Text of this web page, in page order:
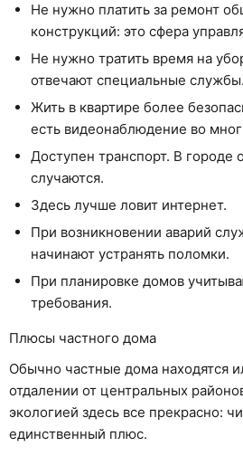
Не нужно платить за ремонт
конструкций: это сфера
Не нужно тратить время на
отвечают специальные службы.
Жить в квартире более
есть видеонаблюдение во
Доступен транспорт. В городе
случаются.
Здесь лучше ловит интернет.
При возникновении аварий
начинают устранять поломки.
При планировке домов
требования.
Плюсы частного дома
Обычно частные дома находятся
отдалении от центральных
экологией здесь все прекрасно:
единственный плюс.